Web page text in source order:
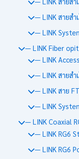
— LINK สายสำ
— LINK
— LINK Fiber
— LINK
— LINK สายสำ
— LINK สาย
— LINK
— LINK Coaxial
— LINK RG6
— LINK RG6